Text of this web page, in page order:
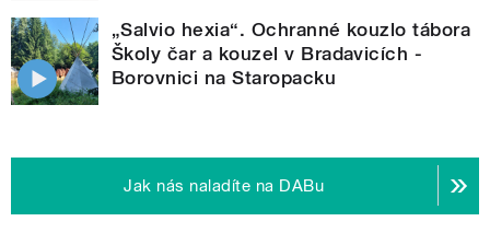
„Salvio hexia“. Ochranné kouzlo tábora
Školy čar a kouzel v Bradavicích -
Borovnici na Staropacku
Jak nás naladíte na DABu